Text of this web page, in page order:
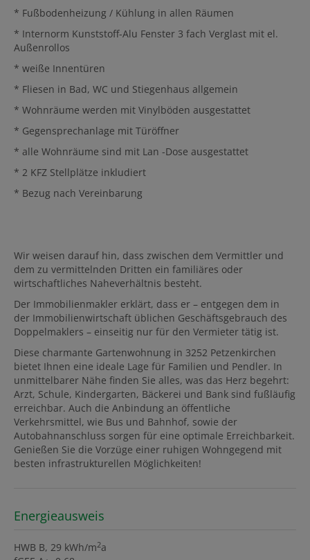
* Fußbodenheizung / Kühlung in allen Räumen
* Internorm Kunststoff-Alu Fenster 3 fach Verglast mit el.
Außenrollos
* weiße Innentüren
* Fliesen in Bad, WC und Stiegenhaus allgemein
* Wohnräume werden mit Vinylböden ausgestattet
* Gegensprechanlage mit Türöffner
* alle Wohnräume sind mit Lan -Dose ausgestattet
* 2 KFZ Stellplätze inkludiert
* Bezug nach Vereinbarung
Wir weisen darauf hin, dass zwischen dem Vermittler und
dem zu vermittelnden Dritten ein familiäres oder
wirtschaftliches Naheverhältnis besteht.
Der Immobilienmakler erklärt, dass er – entgegen dem in
der Immobilienwirtschaft üblichen Geschäftsgebrauch des
Doppelmaklers – einseitig nur für den Vermieter tätig ist.
Diese charmante Gartenwohnung in 3252 Petzenkirchen
bietet Ihnen eine ideale Lage für Familien und Pendler. In
unmittelbarer Nähe finden Sie alles, was das Herz begehrt:
Arzt, Schule, Kindergarten, Bäckerei und Bank sind fußläufig
erreichbar. Auch die Anbindung an öffentliche
Verkehrsmittel, wie Bus und Bahnhof, sowie der
Autobahnanschluss sorgen für eine optimale Erreichbarkeit.
Genießen Sie die Vorzüge einer ruhigen Wohngegend mit
besten infrastrukturellen Möglichkeiten!
Energieausweis
HWB B, 29 kWh/m2a